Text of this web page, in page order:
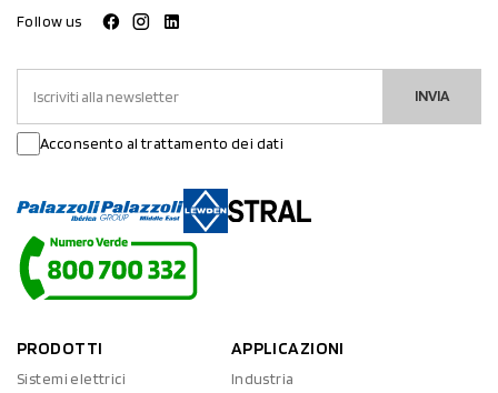
Follow us
INVIA
Acconsento al trattamento dei dati
PRODOTTI
Sistemi elettrici
APPLICAZIONI
Industria